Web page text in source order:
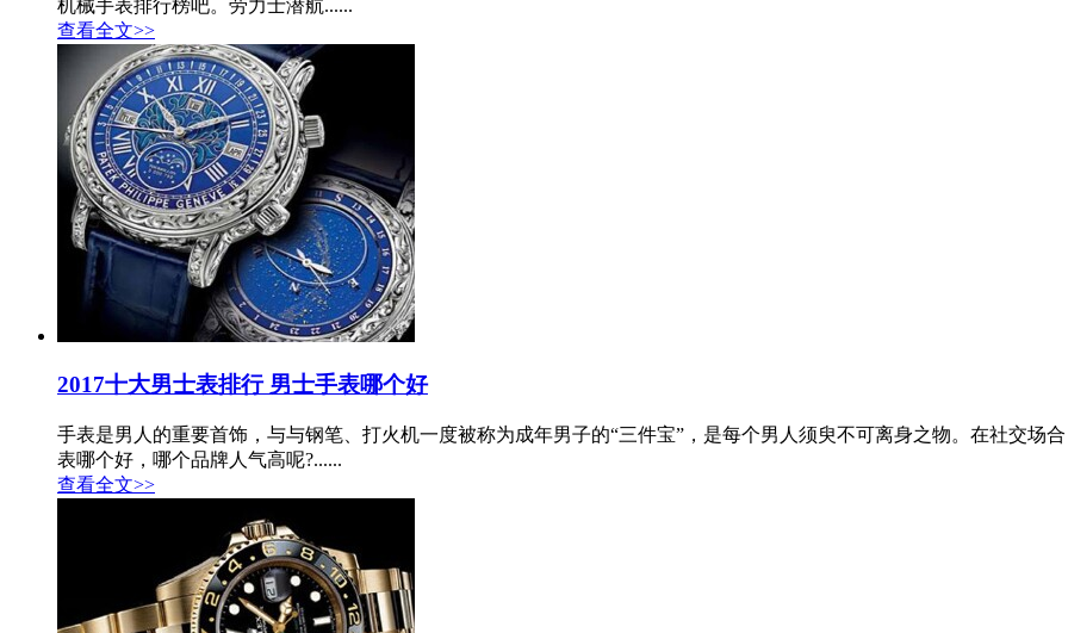
机械手表排行榜吧。劳力士潜航......
查看全文>>
2017十大男士表排行 男士手表哪个好
手表是男人的重要首饰，与与钢笔、打火机一度被称为成年男子的“三件宝”，是每个男人须臾不可离身之物。在社交场
表哪个好，哪个品牌人气高呢?......
查看全文>>